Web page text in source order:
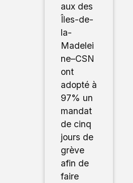
aux des
Îles-de-
la-
Madelei
ne–CSN
ont
adopté à
97% un
mandat
de cinq
jours de
grève
afin de
faire